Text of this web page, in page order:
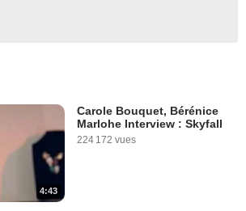
4:43
Carole Bouquet, Bérénice
Marlohe Interview : Skyfall
224 172 vues